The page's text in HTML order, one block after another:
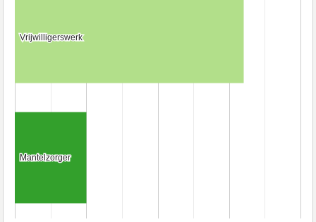
Vrijwilligerswerk
Vrijwilligerswerk
Mantelzorger
Mantelzorger